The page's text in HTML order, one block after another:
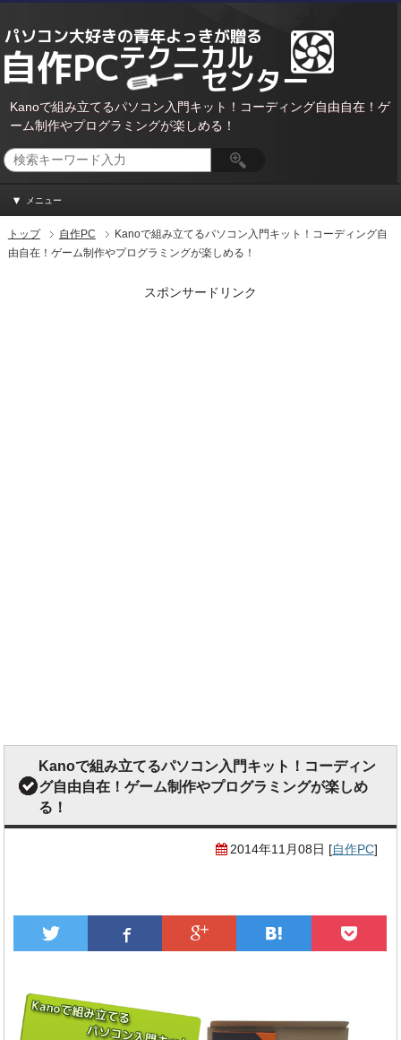
Kanoで組み立てるパソコン入門キット！コーディング自由自在！ゲ
ーム制作やプログラミングが楽しめる！
メニュー
トップ 自作PC
Kanoで組み立てるパソコン入門キット！コーディング自
由自在！ゲーム制作やプログラミングが楽しめる！
スポンサードリンク
Kanoで組み立てるパソコン入門キット！コーディン
グ自由自在！ゲーム制作やプログラミングが楽しめ
る！
2014年11月08日 [自作PC]